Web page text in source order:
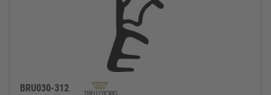
BRU030-312